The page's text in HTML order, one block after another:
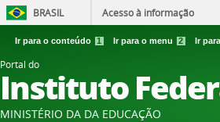
BRASIL Acesso à informação
Ir para o conteúdo 1 Ir para o menu 2 Ir
Portal do
Instituto
MINISTÉRIO DA DA EDUCAÇÃO